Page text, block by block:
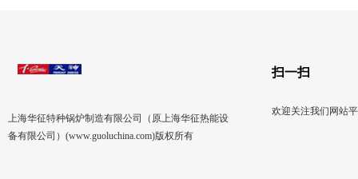
上海华征特种锅炉制造有限公司（原上海华征热能设
备有限公司）(www.guoluchina.com)版权所有
扫一扫
欢迎关注我们网站